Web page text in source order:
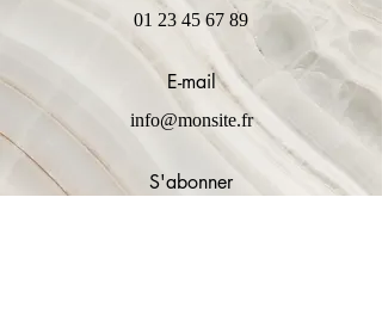
01 23 45 67 89
E-mail
info@monsite.fr
S'abonner